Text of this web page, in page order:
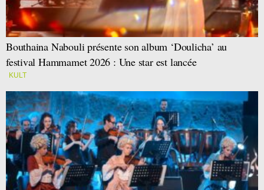
Bouthaina Nabouli présente son album ‘Doulicha’ au
festival Hammamet 2026 : Une star est lancée
KULT